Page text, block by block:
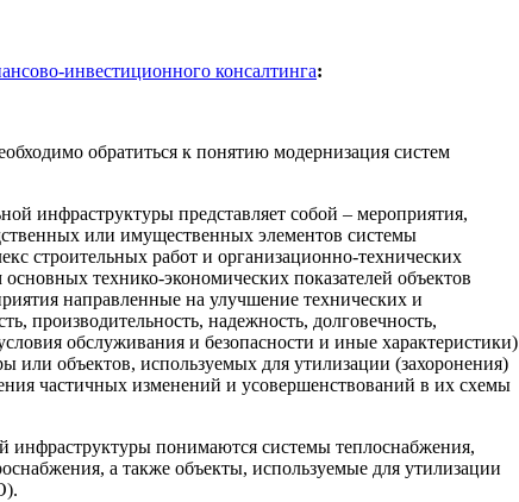
инвестиционного консалтинга:
обратиться к понятию модернизация систем
инфраструктуры представляет собой – мероприятия,
или имущественных элементов системы
строительных работ и организационно-технических
технико-экономических показателей объектов
направленные на улучшение технических и
производительность, надежность, долговечность,
обслуживания и безопасности и иные характеристики)
или объектов, используемых для утилизации (захоронения)
частичных изменений и усовершенствований в их схемы
инфраструктуры понимаются системы теплоснабжения,
а также объекты, используемые для утилизации